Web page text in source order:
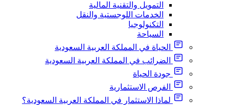
التمويل والتقنية المالية
الخدمات اللوجستية والنقل
التكنولوجيا
السياحة
الحياة في المملكة العربية السعودية
الضرائب في المملكة العربية السعودية
جودة الحياة
الفرص الاستثمارية
لماذا الاستثمار في المملكة العربية السعودية؟